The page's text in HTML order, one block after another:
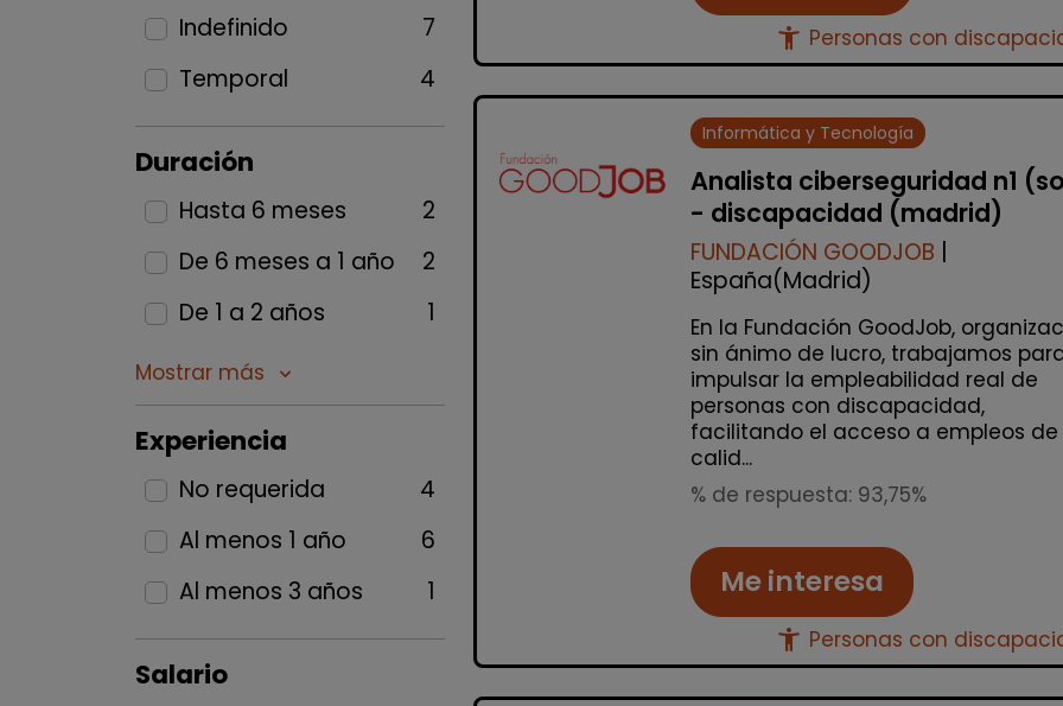
Indefinido
7
Temporal
4
Duración
Hasta 6 meses
2
De 6 meses a 1 año
2
De 1 a 2 años
1
Mostrar más keyboard_arrow_down
Experiencia
No requerida
4
Al menos 1 año
6
Al menos 3 años
1
Salario
accessibility_new Personas con
Informática y Tecnología
Analista ciberseguridad n1
- discapacidad (madrid)
FUNDACIÓN GOODJOB |
España(Madrid)
En la Fundación GoodJob,
sin ánimo de lucro, trabajamos
impulsar la empleabilidad real de
personas con discapacidad,
facilitando el acceso a empleos de
calid...
% de respuesta: 93,75%
Me interesa
accessibility_new Personas con